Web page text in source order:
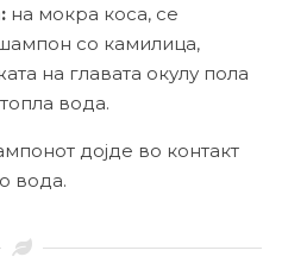
на мокра коса, се
со камилица,
на главата окулу пола
вода.
дојде во контакт
вода.